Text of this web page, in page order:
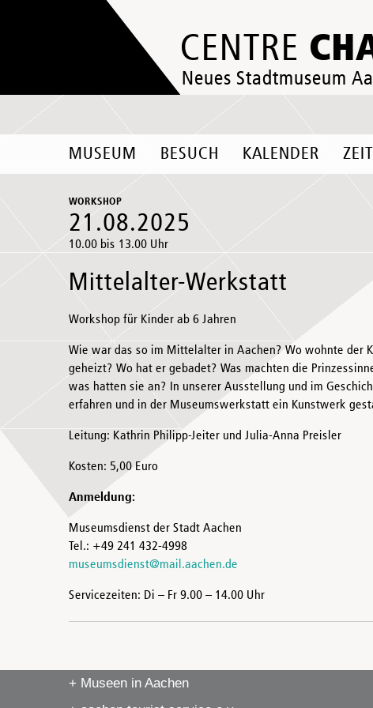
CENTRE
Neues Stadtmuseum
MUSEUM BESUCH KALENDER
WORKSHOP
21.08.2025
10.00 bis 13.00 Uhr
Mittelalter-Werkstatt
Workshop für Kinder ab 6 Jahren
Wie war das so im Mittelalter in Aachen? Wo wohnte der
geheizt? Wo hat er gebadet? Was machten die
was hatten sie an? In unserer Ausstellung und im
erfahren und in der Museumswerkstatt ein Kunstwerk
Leitung: Kathrin Philipp-Jeiter und Julia-Anna Preisler
Kosten: 5,00 Euro
Anmeldung:
Museumsdienst der Stadt Aachen
Tel.: +49 241 432-4998
museumsdienst@mail.aachen.de
Servicezeiten: Di – Fr 9.00 – 14.00 Uhr
+ Museen in Aachen